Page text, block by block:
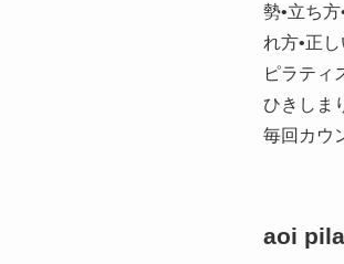
勢•立ち
れ方•正
ピラティ
ひきしま
毎回カウ
aoi